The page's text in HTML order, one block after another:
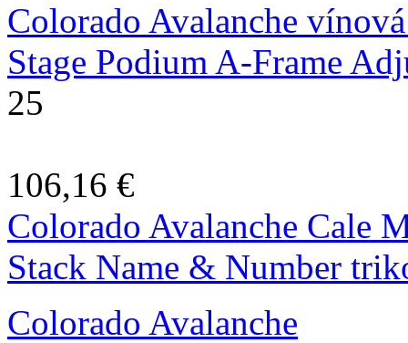
Colorado Avalanche
Stage Podium A-Frame
25
106,16 €
Colorado Avalanche Cale
Stack Name & Number
Colorado Avalanche